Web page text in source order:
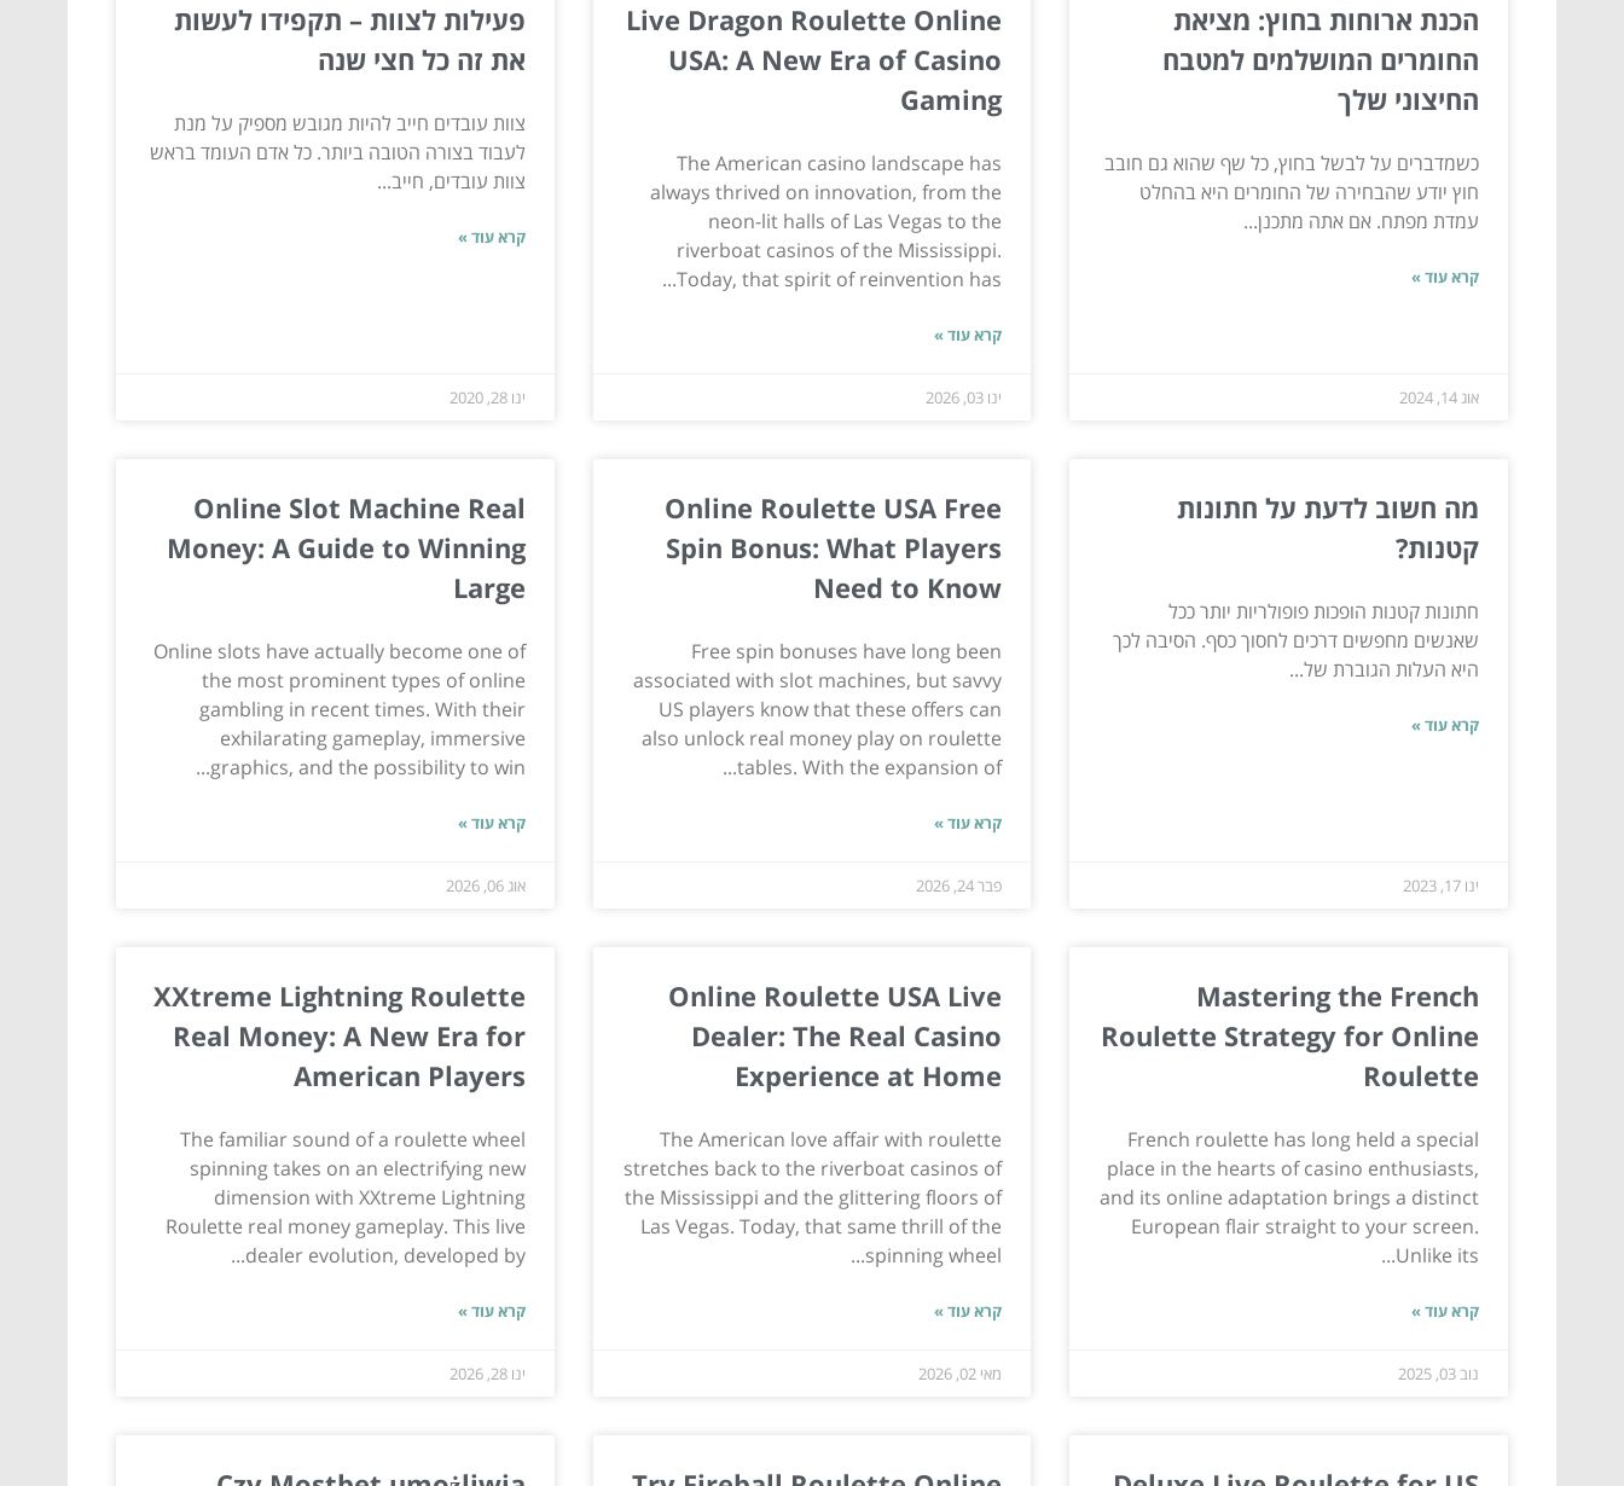
הכנת ארוחות בחוץ: מציאת
החומרים המושלמים למטבח
החיצוני שלך
כשמדברים על לבשל בחוץ, כל שף שהוא גם חובב
חוץ יודע שהבחירה של החומרים היא בהחלט
עמדת מפתח. אם אתה מתכנן...
קרא עוד »
אוג 14, 2024
Live Dragon Roulette Online
USA: A New Era of Casino
Gaming
The American casino landscape has
always thrived on innovation, from the
neon-lit halls of Las Vegas to the
riverboat casinos of the Mississippi.
Today, that spirit of reinvention has...
קרא עוד »
ינו 03, 2026
פעילות לצוות – תקפידו לעשות
את זה כל חצי שנה
צוות עובדים חייב להיות מגובש מספיק על מנת
לעבוד בצורה הטובה ביותר. כל אדם העומד בראש
צוות עובדים, חייב...
קרא עוד »
ינו 28, 2020
מה חשוב לדעת על חתונות
קטנות?
חתונות קטנות הופכות פופולריות יותר ככל
שאנשים מחפשים דרכים לחסוך כסף. הסיבה לכך
היא העלות הגוברת של...
קרא עוד »
ינו 17, 2023
Online Roulette USA Free
Spin Bonus: What Players
Need to Know
Free spin bonuses have long been
associated with slot machines, but savvy
US players know that these offers can
also unlock real money play on roulette
tables. With the expansion of...
קרא עוד »
פבר 24, 2026
Online Slot Machine Real
Money: A Guide to Winning
Large
Online slots have actually become one of
the most prominent types of online
gambling in recent times. With their
exhilarating gameplay, immersive
graphics, and the possibility to win...
קרא עוד »
אוג 06, 2026
Mastering the French
Roulette Strategy for Online
Roulette
French roulette has long held a special
place in the hearts of casino enthusiasts,
and its online adaptation brings a distinct
European flair straight to your screen.
Unlike its...
קרא עוד »
נוב 03, 2025
Online Roulette USA Live
Dealer: The Real Casino
Experience at Home
The American love affair with roulette
stretches back to the riverboat casinos of
the Mississippi and the glittering floors of
Las Vegas. Today, that same thrill of the
spinning wheel...
קרא עוד »
מאי 02, 2026
XXtreme Lightning Roulette
Real Money: A New Era for
American Players
The familiar sound of a roulette wheel
spinning takes on an electrifying new
dimension with XXtreme Lightning
Roulette real money gameplay. This live
dealer evolution, developed by...
קרא עוד »
ינו 28, 2026